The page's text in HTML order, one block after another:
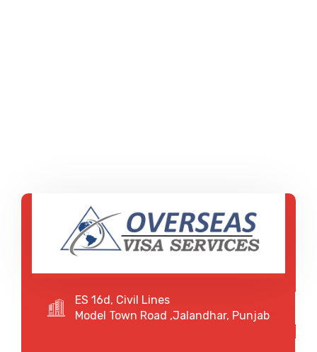
ES 16d, Civil Lines
Model Town Road ,Jalandhar, Punjab